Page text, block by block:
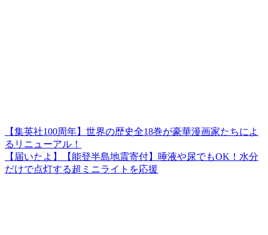
【集英社100周年】世界の歴史全18巻が豪華漫画家たちによ
るリニューアル！
【届いたよ】【能登半島地震寄付】唾液や尿でもOK！水分
だけで点灯する超ミニライトを応援